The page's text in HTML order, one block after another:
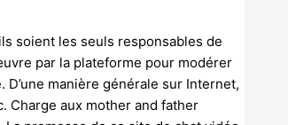
soient les seuls responsables de
par la plateforme pour modérer
D’une manière générale sur Internet,
Charge aux mother and father